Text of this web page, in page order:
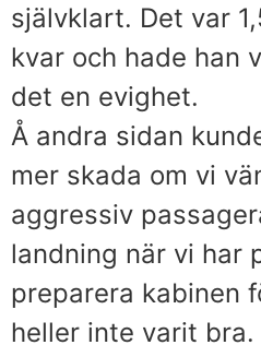
självklart. Det var
kvar och hade han
det en evighet.
Å andra sidan
mer skada om vi
aggressiv
landning när vi har
preparera kabinen
heller inte varit bra.